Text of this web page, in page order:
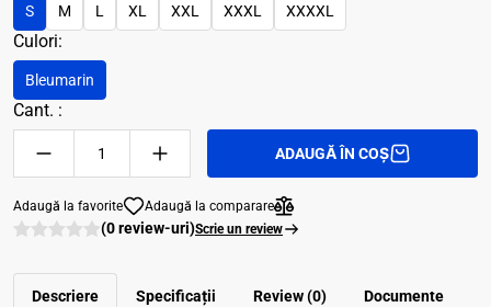
S M L XL XXL XXXL XXXXL
Culori:
Bleumarin
Cant. :
ADAUGĂ ÎN COȘ
Adaugă la favorite Adaugă la comparare
(0 review-uri)Scrie un review
Descriere Specificații Review (0) Documente